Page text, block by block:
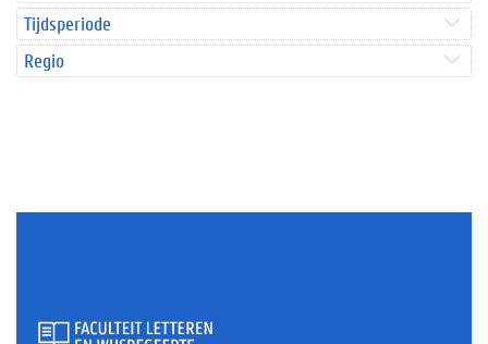
Tijdsperiode
Regio